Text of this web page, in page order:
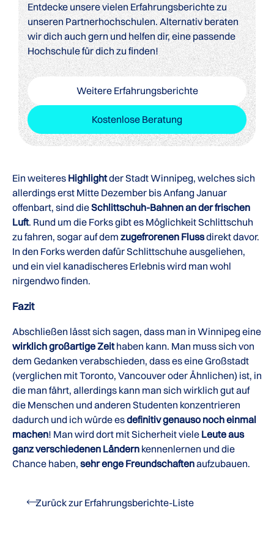
Entdecke unsere vielen Erfahrungsberichte zu
unseren Partnerhochschulen. Alternativ beraten
wir dich auch gern und helfen dir, eine passende
Hochschule für dich zu finden!
Weitere Erfahrungsberichte
Kostenlose Beratung
Ein weiteres Highlightder Stadt Winnipeg, welches sich
allerdings erst Mitte Dezember bis Anfang Januar
offenbart, sind dieSchlittschuh-Bahnen an der frischen
Luft. Rund um die Forks gibt es Möglichkeit Schlittschuh
zu fahren, sogar auf dem zugefrorenen Flussdirekt davor.
In den Forks werden dafür Schlittschuhe ausgeliehen,
und ein viel kanadischeres Erlebnis wird man wohl
nirgendwo finden.
Fazit
Abschließen lässt sich sagen, dass man in Winnipeg eine
wirklich großartige Zeithaben kann. Man muss sich von
dem Gedanken verabschieden, dass es eine Großstadt
(verglichen mit Toronto, Vancouver oder Ähnlichen) ist, in
die man fährt, allerdings kann man sich wirklich gut auf
die Menschen und anderen Studenten konzentrieren
dadurch und ich würde esdefinitiv genauso noch einmal
machen! Man wird dort mit Sicherheit viele Leute aus
ganz verschiedenen Ländern kennenlernen und die
Chance haben, sehr enge Freundschaftenaufzubauen.
Zurück zur Erfahrungsberichte-Liste